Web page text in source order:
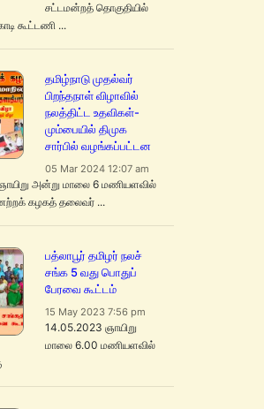
சட்டமன்றத் தொகுதியில்
கூட்டணி ...
தமிழ்நாடு முதல்வர்
பிறந்தநாள் விழாவில்
நலத்திட்ட உதவிகள்-
மும்பையில் திமுக
சார்பில் வழங்கப்பட்டன
05 Mar 2024 12:07 am
அன்று மாலை 6 மணியளவில்
கழகத் தலைவர் ...
பத்லாபூர் தமிழர் நலச்
சங்க 5 வது பொதுப்
பேரவை கூட்டம்
15 May 2023 7:56 pm
14.05.2023 ஞாயிறு
மாலை 6.00 மணியளவில்